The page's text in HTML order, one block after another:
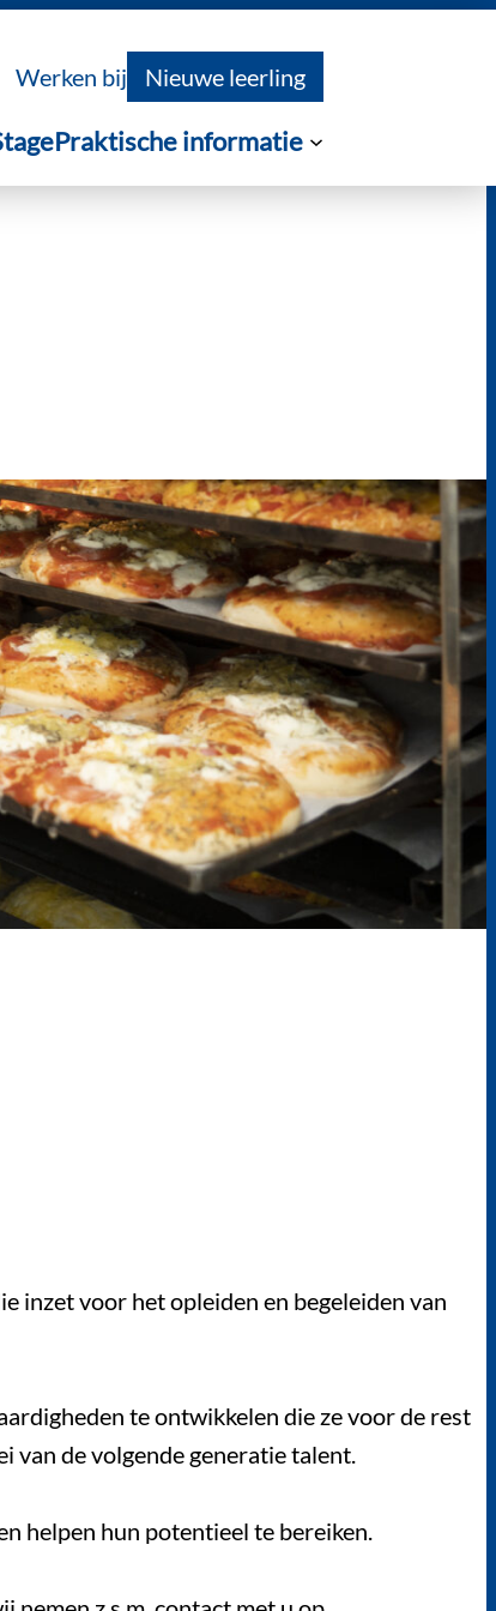
Werken bij Nieuwe leerling
Praktische informatie
inzet voor het opleiden en begeleiden van
te ontwikkelen die ze voor de rest
van de volgende generatie talent.
helpen hun potentieel te bereiken.